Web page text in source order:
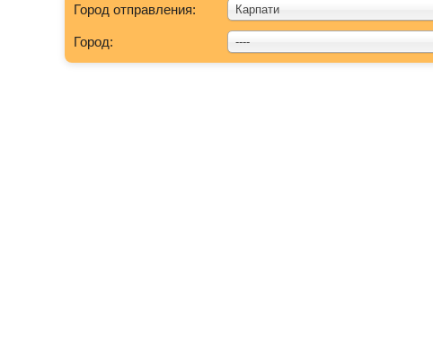
Город отправления: Карпати
Город: ----